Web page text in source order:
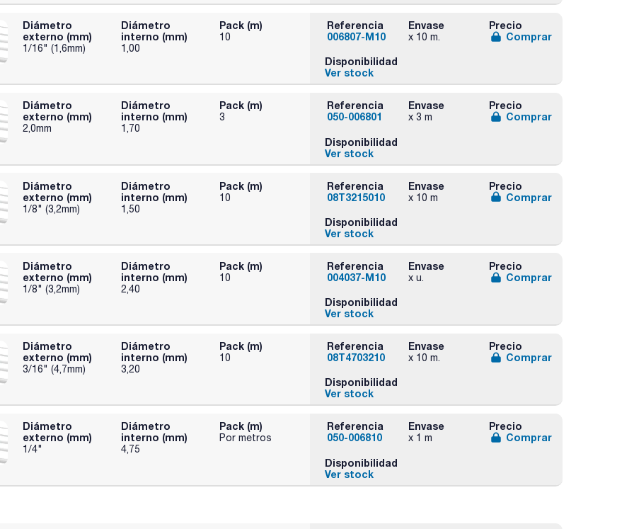
Diámetro
externo (mm)
1/16" (1,6mm)
Diámetro
interno (mm)
1,00
Pack (m)
10
Referencia
006807-M10
Envase
x 10 m.
Precio
Comprar
Disponibilidad
Ver stock
Diámetro
externo (mm)
2,0mm
Diámetro
interno (mm)
1,70
Pack (m)
3
Referencia
050-006801
Envase
x 3 m
Precio
Comprar
Disponibilidad
Ver stock
Diámetro
externo (mm)
1/8" (3,2mm)
Diámetro
interno (mm)
1,50
Pack (m)
10
Referencia
08T3215010
Envase
x 10 m
Precio
Comprar
Disponibilidad
Ver stock
Diámetro
externo (mm)
1/8" (3,2mm)
Diámetro
interno (mm)
2,40
Pack (m)
10
Referencia
004037-M10
Envase
x u.
Precio
Comprar
Disponibilidad
Ver stock
Diámetro
externo (mm)
3/16" (4,7mm)
Diámetro
interno (mm)
3,20
Pack (m)
10
Referencia
08T4703210
Envase
x 10 m.
Precio
Comprar
Disponibilidad
Ver stock
Diámetro
externo (mm)
1/4"
Diámetro
interno (mm)
4,75
Pack (m)
Por metros
Referencia
050-006810
Envase
x 1 m
Precio
Comprar
Disponibilidad
Ver stock